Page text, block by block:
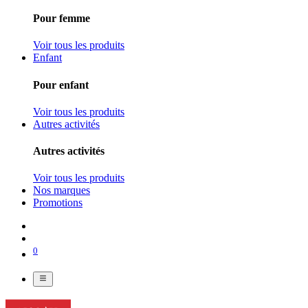
Pour femme
Voir tous les produits
Enfant
Pour enfant
Voir tous les produits
Autres activités
Autres activités
Voir tous les produits
Nos marques
Promotions
0